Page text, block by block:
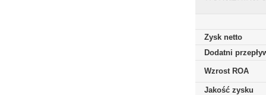
Zysk netto
Dodatni
Wzrost ROA
Jakość zysku